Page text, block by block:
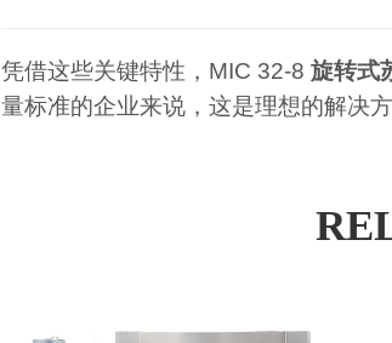
凭借这些关键特性，MIC 32-8 旋转式
量标准的企业来说，这是理想的解决方